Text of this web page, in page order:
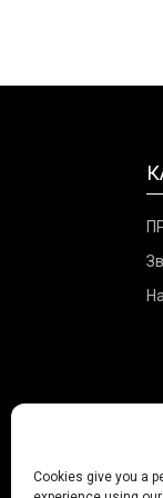
Cookies give you a